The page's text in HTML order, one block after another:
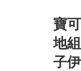
寶
地
子